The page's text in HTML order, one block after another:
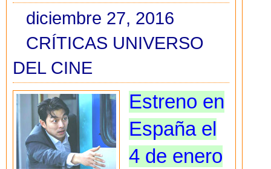
diciembre 27, 2016
CRÍTICAS UNIVERSO
DEL CINE
Estreno en
España el
4 de enero